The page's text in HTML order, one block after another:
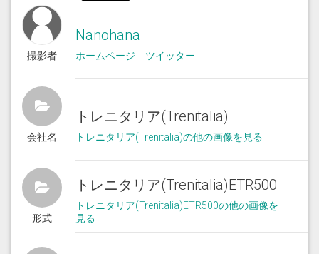
撮影者
Nanohana
ホームページ ツイッター
会社名
トレニタリア(Trenitalia)
トレニタリア(Trenitalia)の他の画像を見る
形式
トレニタリア(Trenitalia)ETR500
トレニタリア(Trenitalia)ETR500の他の画像を
見る